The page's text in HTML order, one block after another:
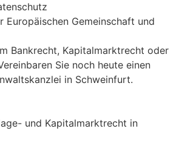
Europäischen Gemeinschaft und
Bankrecht, Kapitalmarktrecht oder
Sie noch heute einen
in Schweinfurt.
und Kapi­tal­markt­recht in